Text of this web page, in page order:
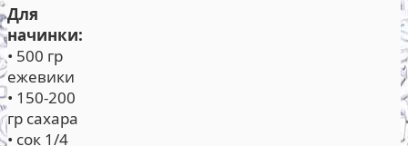
Для
начинки:
• 500 гр
ежевики
• 150-200
гр сахара
• сок 1/4